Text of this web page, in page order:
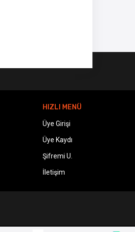
HIZLI MENÜ
Üye Girişi
Üye Kaydı
Şifremi U.
İletişim